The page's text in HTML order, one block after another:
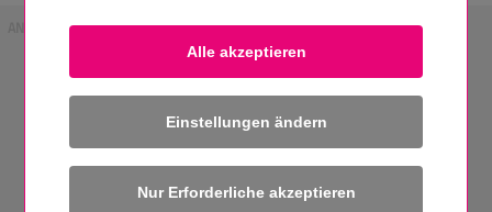
Einstellungen ändern